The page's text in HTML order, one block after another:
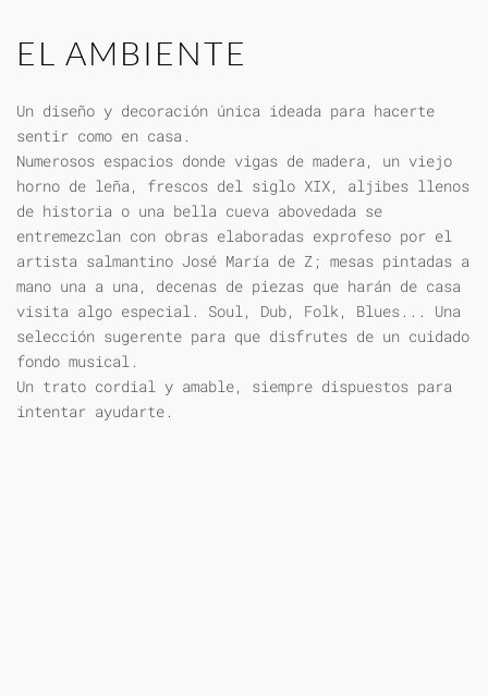
EL AMBIENTE
Un diseño y decoración única ideada para hacerte
sentir como en casa.
Numerosos espacios donde vigas de madera, un viejo
horno de leña, frescos del siglo XIX, aljibes llenos
de historia o una bella cueva abovedada se
entremezclan con obras elaboradas exprofeso por el
artista salmantino José María de Z; mesas pintadas a
mano una a una, decenas de piezas que harán de casa
visita algo especial. Soul, Dub, Folk, Blues... Una
selección sugerente para que disfrutes de un cuidado
fondo musical.
Un trato cordial y amable, siempre dispuestos para
intentar ayudarte.